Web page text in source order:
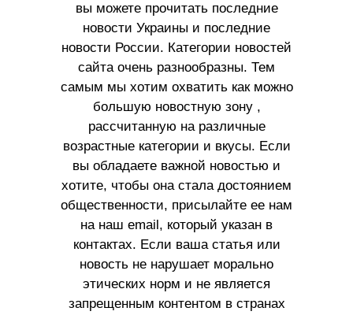
вы можете прочитать последние
новости Украины и последние
новости России. Категории новостей
сайта очень разнообразны. Тем
самым мы хотим охватить как можно
большую новостную зону ,
рассчитанную на различные
возрастные категории и вкусы. Если
вы обладаете важной новостью и
хотите, чтобы она стала достоянием
общественности, присылайте ее нам
на наш email, который указан в
контактах. Если ваша статья или
новость не нарушает морально
этических норм и не является
запрещенным контентом в странах